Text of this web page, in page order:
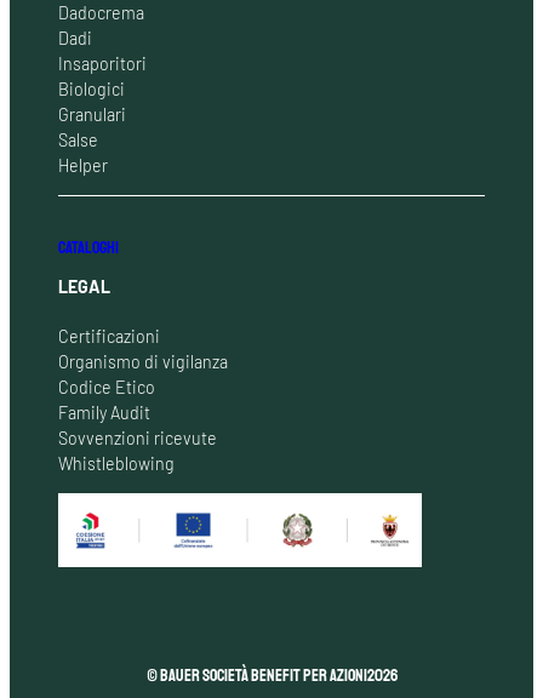
Dadocrema
Dadi
Insaporitori
Biologici
Granulari
Salse
Helper
CATALOGHI
LEGAL
Certificazioni
Organismo di vigilanza
Codice Etico
Family Audit
Sovvenzioni ricevute
Whistleblowing
© Bauer Società Benefit per Azioni2026